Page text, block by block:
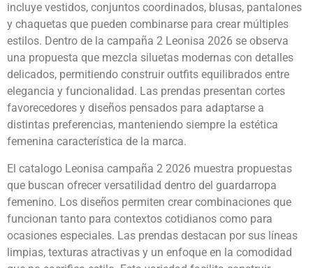
incluye vestidos, conjuntos coordinados, blusas, pantalones
y chaquetas que pueden combinarse para crear múltiples
estilos. Dentro de la campaña 2 Leonisa 2026 se observa
una propuesta que mezcla siluetas modernas con detalles
delicados, permitiendo construir outfits equilibrados entre
elegancia y funcionalidad. Las prendas presentan cortes
favorecedores y diseños pensados para adaptarse a
distintas preferencias, manteniendo siempre la estética
femenina característica de la marca.
El catalogo Leonisa campaña 2 2026 muestra propuestas
que buscan ofrecer versatilidad dentro del guardarropa
femenino. Los diseños permiten crear combinaciones que
funcionan tanto para contextos cotidianos como para
ocasiones especiales. Las prendas destacan por sus líneas
limpias, texturas atractivas y un enfoque en la comodidad